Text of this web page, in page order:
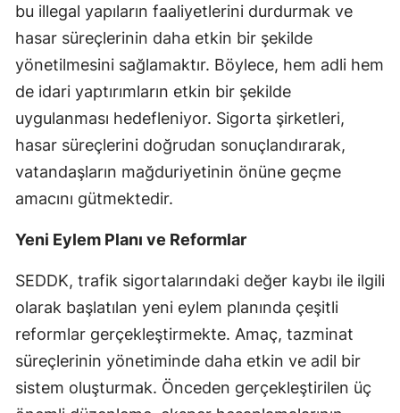
Eskişehir
Gaziantep
Giresun
Gümüşhane
Hakkari
Mersin
İstanbul
İzmir
Kars
bu illegal yapıların faaliyetlerini durdurmak ve
hasar süreçlerinin daha etkin bir şekilde
yönetilmesini sağlamaktır. Böylece, hem adli hem
de idari yaptırımların etkin bir şekilde
uygulanması hedefleniyor. Sigorta şirketleri,
hasar süreçlerini doğrudan sonuçlandırarak,
vatandaşların mağduriyetinin önüne geçme
amacını gütmektedir.
Yeni Eylem Planı ve Reformlar
SEDDK, trafik sigortalarındaki değer kaybı ile ilgili
olarak başlatılan yeni eylem planında çeşitli
reformlar gerçekleştirmekte. Amaç, tazminat
süreçlerinin yönetiminde daha etkin ve adil bir
sistem oluşturmak. Önceden gerçekleştirilen üç